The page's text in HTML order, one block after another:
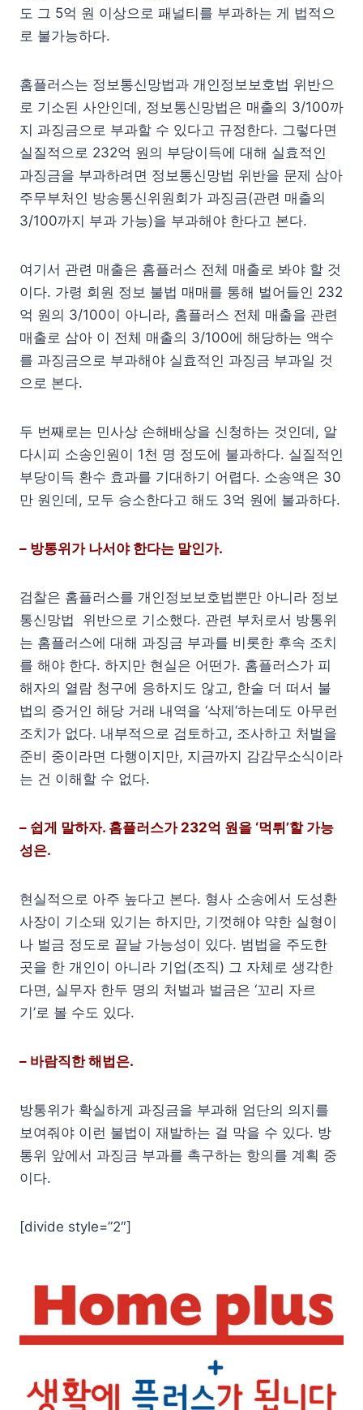
도 그 5억 원 이상으로 패널티를 부과하는 게 법적으
로 불가능하다.
홈플러스는 정보통신망법과 개인정보보호법 위반으
로 기소된 사안인데, 정보통신망법은 매출의 3/100까
지 과징금으로 부과할 수 있다고 규정한다. 그렇다면
실질적으로 232억 원의 부당이득에 대해 실효적인
과징금을 부과하려면 정보통신망법 위반을 문제 삼아
주무부처인 방송통신위원회가 과징금(관련 매출의
3/100까지 부과 가능)을 부과해야 한다고 본다.
여기서 관련 매출은 홈플러스 전체 매출로 봐야 할 것
이다. 가령 회원 정보 불법 매매를 통해 벌어들인 232
억 원의 3/100이 아니라, 홈플러스 전체 매출을 관련
매출로 삼아 이 전체 매출의 3/100에 해당하는 액수
를 과징금으로 부과해야 실효적인 과징금 부과일 것
으로 본다.
두 번째로는 민사상 손해배상을 신청하는 것인데, 알
다시피 소송인원이 1천 명 정도에 불과하다. 실질적인
부당이득 환수 효과를 기대하기 어렵다. 소송액은 30
만 원인데, 모두 승소한다고 해도 3억 원에 불과하다.
– 방통위가 나서야 한다는 말인가.
검찰은 홈플러스를 개인정보보호법뿐만 아니라 정보
통신망법 위반으로 기소했다. 관련 부처로서 방통위
는 홈플러스에 대해 과징금 부과를 비롯한 후속 조치
를 해야 한다. 하지만 현실은 어떤가. 홈플러스가 피
해자의 열람 청구에 응하지도 않고, 한술 더 떠서 불
법의 증거인 해당 거래 내역을 ‘삭제’하는데도 아무런
조치가 없다. 내부적으로 검토하고, 조사하고 처벌을
준비 중이라면 다행이지만, 지금까지 감감무소식이라
는 건 이해할 수 없다.
– 쉽게 말하자. 홈플러스가 232억 원을 ‘먹튀’할 가능
성은.
현실적으로 아주 높다고 본다. 형사 소송에서 도성환
사장이 기소돼 있기는 하지만, 기껏해야 약한 실형이
나 벌금 정도로 끝날 가능성이 있다. 범법을 주도한
곳을 한 개인이 아니라 기업(조직) 그 자체로 생각한
다면, 실무자 한두 명의 처벌과 벌금은 ‘꼬리 자르
기’로 볼 수도 있다.
– 바람직한 해법은.
방통위가 확실하게 과징금을 부과해 엄단의 의지를
보여줘야 이런 불법이 재발하는 걸 막을 수 있다. 방
통위 앞에서 과징금 부과를 촉구하는 항의를 계획 중
이다.
[divide style=”2″]